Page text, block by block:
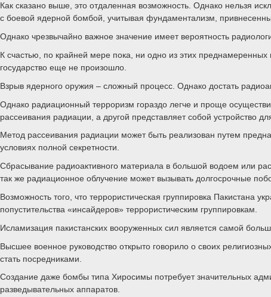
Как сказано выше, это отдаленная возможность. Однако нельзя
с боевой ядерной бомбой, учитывая фундаментализм,
Однако чрезвычайно важное значение имеет вероятность
К счастью, по крайней мере пока, ни одно из этих
государство еще не произошло.
Взрыв ядерного оружия – сложный процесс. Однако достать
Однако радиационный терроризм гораздо легче и проще
рассеивания радиации, а другой представляет собой устройство
Метод рассеивания радиации может быть реализован путем
условиях полной секретности.
Сбрасывание радиоактивного материала в большой водоем или
так же радиационное облучение может вызывать долгосрочные
Возможность того, что террористическая группировка Пакистана
попустительства «инсайдеров» террористическим группировкам.
Исламизация пакистанских вооруженных сил является самой
Высшее военное руководство открыто говорило о своих
стать посредниками.
Создание даже бомбы типа Хиросимы потребует значительных
разведывательных аппаратов.